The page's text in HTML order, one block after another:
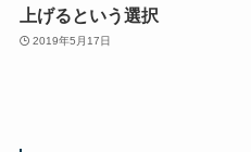
上げるという選択
2019年5月17日